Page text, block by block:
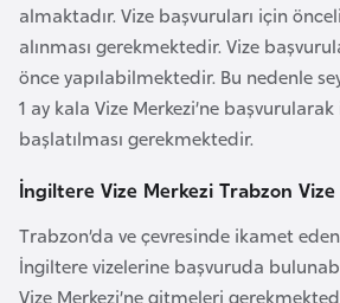
almaktadır. Vize başvuruları için
alınması gerekmektedir. Vize
önce yapılabilmektedir. Bu nedenle
1 ay kala Vize Merkezi’ne
başlatılması gerekmektedir.
İngiltere Vize Merkezi Trabzon
Trabzon’da ve çevresinde ikamet
İngiltere vizelerine başvuruda
Vize Merkezi’ne gitmeleri
B
l
a
r
u